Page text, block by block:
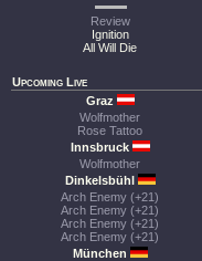
Review
Ignition
All Will Die
Upcoming Live
Graz
Wolfmother
Rose Tattoo
Innsbruck
Wolfmother
Dinkelsbühl
Arch Enemy (+21)
Arch Enemy (+21)
Arch Enemy (+21)
Arch Enemy (+21)
München